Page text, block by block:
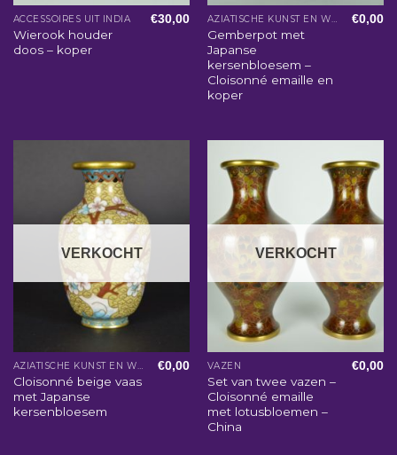
ACCESSOIRES UIT INDIA
Wierook houder
doos – koper
€30,00 AZIATISCHE KUNST EN WOONACCESSOIRES
Gemberpot met
Japanse
kersenbloesem –
Cloisonné emaille en
koper
€0,00
VERKOCHT
AZIATISCHE KUNST EN WOONACCESSOIRES
Cloisonné beige vaas
met Japanse
kersenbloesem
€0,00
VERKOCHT
VAZEN
Set van twee vazen –
Cloisonné emaille
met lotusbloemen –
China
€0,00